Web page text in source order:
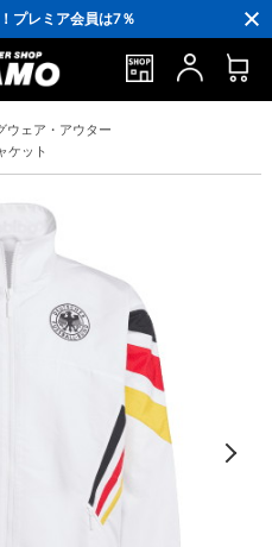
プレミア会員は7％
OFFクーポン」プレゼント！
ーズケースプレゼント！
上で送料無料！
ウェア・アウター
ケット